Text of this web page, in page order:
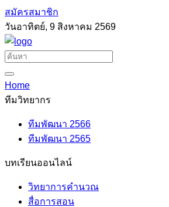
สมัครสมาชิก
วันอาทิตย์, 9 สิงหาคม 2569
Home
ทีมวิทยากร
ทีมพัฒนา 2566
ทีมพัฒนา 2565
บทเรียนออนไลน์
วิทยาการคำนวณ
สื่อการสอน